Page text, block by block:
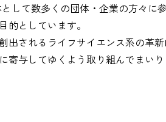
して数多くの団体・企業の方々
的としています。
出されるライフサイエンス系の革
与してゆくよう取り組んでまいり